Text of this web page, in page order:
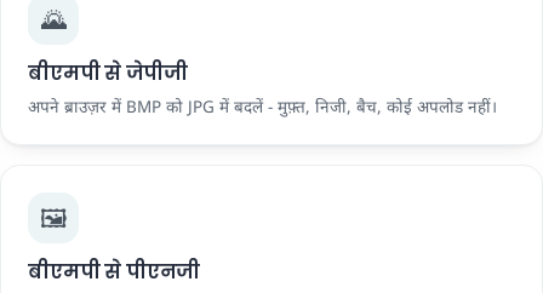
🌄
बीएमपी से जेपीजी
अपने ब्राउज़र में BMP को JPG में बदलें - मुफ़्त, निजी, बैच, कोई अपलोड नहीं।
🖼️
बीएमपी से पीएनजी